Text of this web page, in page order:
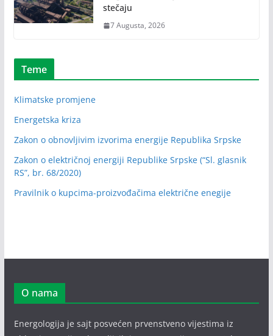
stečaju
7 Augusta, 2026
Teme
Klimatske promjene
Energetska kriza
Zakon o obnovljivim izvorima energije Republika Srpske
Zakon o električnoj energiji Republike Srpske (“Sl. glasnik
RS”, br. 68/2020)
Pravilnik o kupcima-proizvođačima električne enegije
O nama
Energologija je sajt posvećen prvenstveno vijestima iz